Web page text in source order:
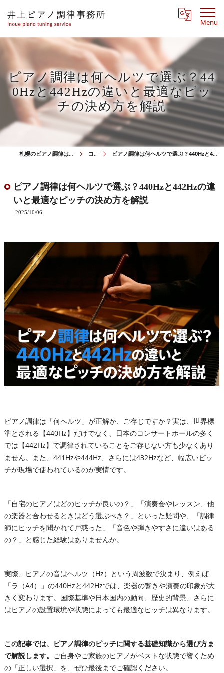
Menu
ピアノ調律は何ヘルツで選ぶ？44
0Hzと442Hzの違いと最適なピッ
チの決め方を解説
札幌のピアノ調律は井上ピアノ調律事務所 コラム ピアノ調律は何ヘルツで選ぶ？440Hzと442Hzの違いと最適なピッチの決め方を解説
ピアノ調律は何ヘルツで選ぶ？440Hzと442Hzの違
いと最適なピッチの決め方を解説
2025/10/06
ピアノ調律は「何ヘルツ」が正解か、ご存じですか？実は、世界標
準とされる【440Hz】だけでなく、日本のコンサートホールの多く
では【442Hz】で調律されていることをご存じない方も少なくあり
ません。また、441Hzや444Hz、さらには432Hzなど、幅広いピッ
チが現場で使われているのが実情です。
「自宅のピアノはどのピッチが良いの？」「演奏会やレッスン、他
の楽器と合わせるときはどう選ぶべき？」といった疑問や、「調律
師にピッチを聞かれて戸惑った」「音色や弾きやすさに違いはある
の？」と感じた経験はありませんか。
実際、ピアノの音はヘルツ（Hz）という周波数で決まり、例えば
「ラ（A4）」の440Hzと442Hzでは、楽器の響きや演奏の印象が大
きく変わります。国際基準や日本国内の動向、歴史的背景、さらに
はピアノの設置環境や状態によっても最適なピッチは異なります。
この記事では、ピアノ調律のピッチに関する基礎知識から選び方ま
で解説します。 ご自身やご家族のピアノがベストな状態で響くため
の「正しい選択」を、ぜひ最後までご確認ください。